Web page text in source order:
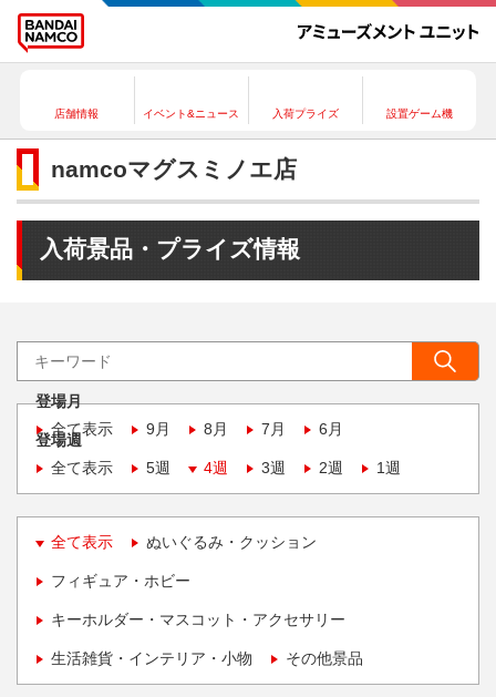
店舗情報 イベント&ニュース 入荷プライズ 設置ゲーム機
namcoマグスミノエ店
入荷景品・プライズ情報
登場月
全て表示
9月 8月 7月 6月
登場週
全て表示
5週 4週 3週 2週 1週
全て表示 ぬいぐるみ・クッション
フィギュア・ホビー
キーホルダー・マスコット・アクセサリー
生活雑貨・インテリア・小物 その他景品